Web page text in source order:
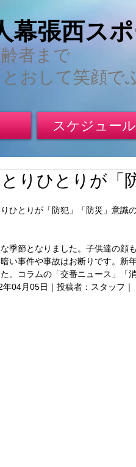
幕張西ス
者まで
おして笑顔で
スケジュール
りひとりが「
ひとりが「防犯」「防災」意識
季節となりました。子供達の顔
い事件や事故はお断りです。新
た。コラムの「交番ニュース」「
年04月05日｜投稿者：スタッフ｜